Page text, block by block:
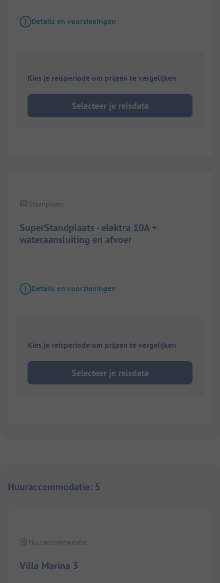
Details en voorzieningen
Kies je reisperiode om prijzen te vergelijken
Selecteer je reisdata
SuperStandplaats - elektra 10A +
wateraansluiting en afvoer
Staanplaats
Details en voorzieningen
Kies je reisperiode om prijzen te vergelijken
Selecteer je reisdata
Huuraccommodatie: 5
Villa Marina 3
Huuraccommodatie